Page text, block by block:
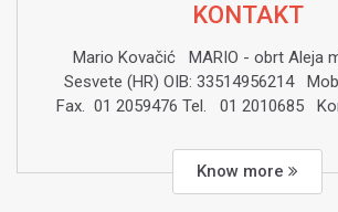
KONTAKT
Mario Kovačić MARIO - obrt Aleja
Sesvete (HR) OIB: 33514956214
Fax. 01 2059476 Tel. 01 2010685
Know more